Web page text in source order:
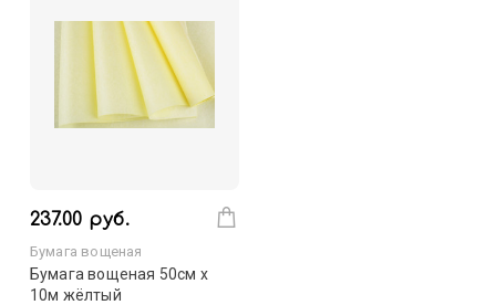
237.00 руб.
Бумага вощеная
Бумага вощеная 50см х
10м жёлтый